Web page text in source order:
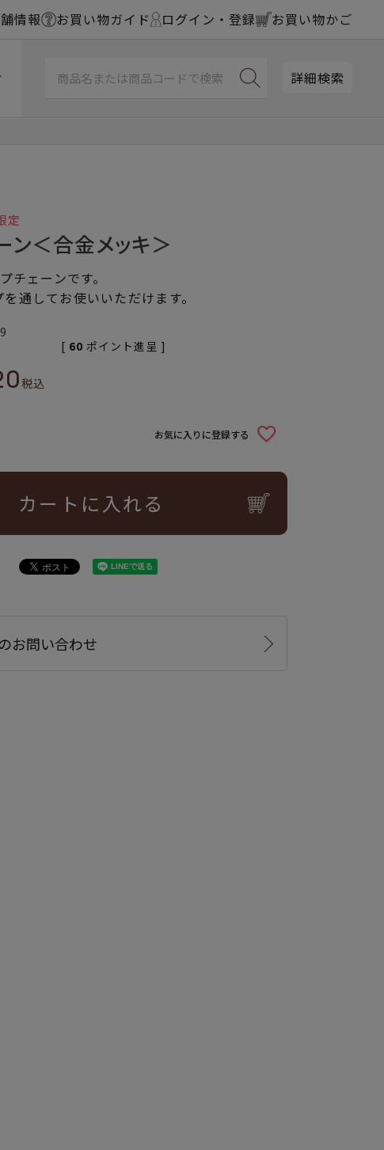
情報 お買い物ガイド ログイン・登録 お買い物かご
詳細検索
定
ン＜合金メッキ＞
チェーンです。
通してお使いいただけます。
税込
[ 60 ポイント進呈 ]
お気に入りに登録する
カートに入れる
お問い合わせ